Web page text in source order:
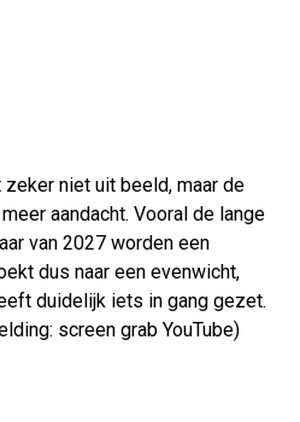
niet uit beeld, maar de
aandacht. Vooral de lange
van 2027 worden een
dus naar een evenwicht,
duidelijk iets in gang gezet.
screen grab YouTube)